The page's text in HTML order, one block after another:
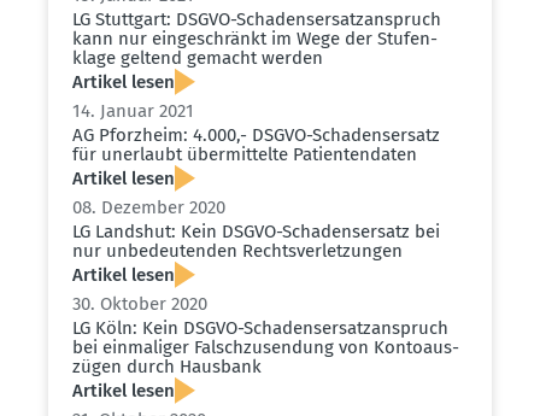
LG Stuttgart: DSGVO-Schadens­er­satz­an­spruch
kann nur einge­schränkt im Wege der Stufen­
klage geltend gemacht werden
Artikel lesen
14. Januar 2021
AG Pforzheim: 4.000,- DSGVO-Schadens­ersatz
für unerlaubt übermit­telte Patien­ten­daten
Artikel lesen
08. Dezember 2020
LG Landshut: Kein DSGVO-Schadens­ersatz bei
nur unbedeu­tenden Rechts­ver­let­zungen
Artikel lesen
30. Oktober 2020
LG Köln: Kein DSGVO-Schadens­er­satz­an­spruch
bei einma­liger Falsch­zu­sendung von Konto­aus­
zügen durch Hausbank
Artikel lesen